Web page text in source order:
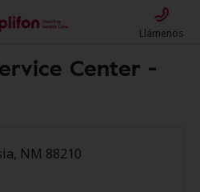
Llámenos
Center -
NM 88210